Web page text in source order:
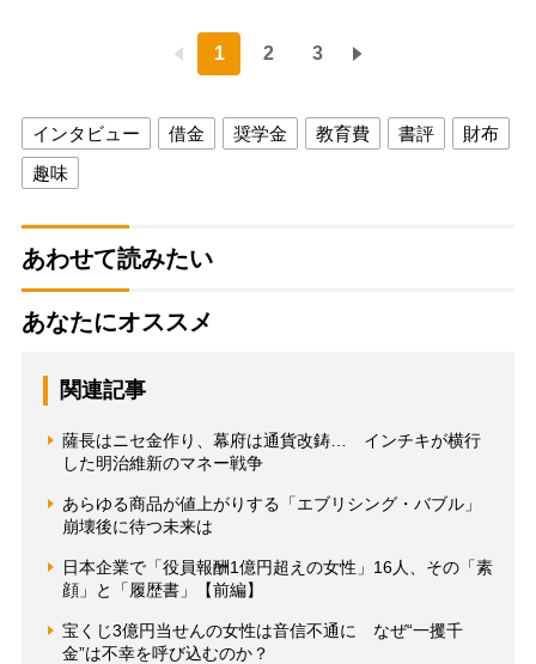
1 2 3
インタビュー 借金 奨学金 教育費 書評
財布
趣味
あわせて読みたい
あなたにオススメ
関連記事
薩長はニセ金作り、幕府は通貨改鋳… インチキが横行
した明治維新のマネー戦争
あらゆる商品が値上がりする「エブリシング・バブル」
崩壊後に待つ未来は
日本企業で「役員報酬1億円超えの女性」16人、その「素
顔」と「履歴書」【前編】
宝くじ3億円当せんの女性は音信不通に なぜ“一攫千
金”は不幸を呼び込むのか？